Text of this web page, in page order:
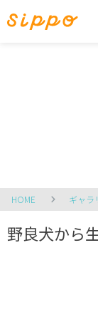
HOME ギャラ
野良犬から